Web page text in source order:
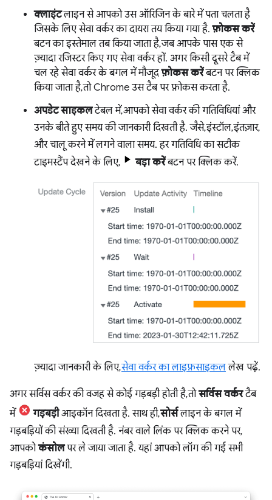
क्लाइंटलाइन से आपको उस ऑरिजिन के बारे में पता चलता है
जिसके लिए सेवा वर्कर का दायरा तय किया गया है.फ़ोकस करें
बटन का इस्तेमाल तब किया जाता है, जब आपके पास एक से
ज़्यादा रजिस्टर किए गए सेवा वर्कर हों. अगर किसी दूसरे टैब में
चल रहे सेवा वर्कर के बगल में मौजूदफ़ोकस करेंबटन पर क्लिक
किया जाता है, तो Chrome उस टैब पर फ़ोकस करता है.
अपडेट साइकलटेबल में, आपको सेवा वर्कर की गतिविधियां और
उनके बीते हुए समय की जानकारी दिखती है. जैसे, इंस्टॉल, इंतज़ार,
और चालू करने में लगने वाला समय. हर गतिविधि का सटीक
टाइमस्टैंप देखने के लिए,
बड़ा करेंबटन पर क्लिक करें.
ज़्यादा जानकारी के लिए,सेवा वर्कर का लाइफ़साइकललेख पढ़ें.
अगर सर्विस वर्कर की वजह से कोई गड़बड़ी होती है, तोसर्विस वर्करटैब
में
गड़बड़ीआइकॉन दिखता है. साथ ही,सोर्सलाइन के बगल में
गड़बड़ियों की संख्या दिखती है. नंबर वाले लिंक पर क्लिक करने पर,
आपकोकंसोलपर ले जाया जाता है. यहां आपको लॉग की गई सभी
गड़बड़ियां दिखेंगी.